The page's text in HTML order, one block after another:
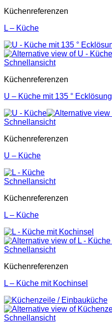
Küchenreferenzen
L – Küche
Schnellansicht
Küchenreferenzen
U – Küche mit 135 ° Ecklösung
Schnellansicht
Küchenreferenzen
U – Küche
Schnellansicht
Küchenreferenzen
L – Küche
Schnellansicht
Küchenreferenzen
L – Küche mit Kochinsel
Schnellansicht